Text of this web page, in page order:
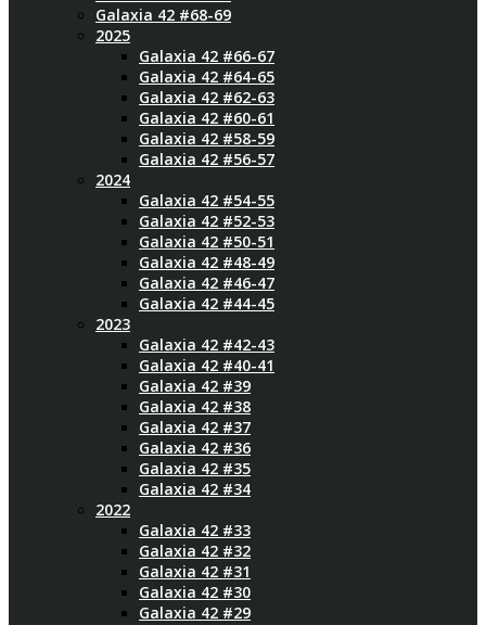
Galaxia 42 #68-69
2025
Galaxia 42 #66-67
Galaxia 42 #64-65
Galaxia 42 #62-63
Galaxia 42 #60-61
Galaxia 42 #58-59
Galaxia 42 #56-57
2024
Galaxia 42 #54-55
Galaxia 42 #52-53
Galaxia 42 #50-51
Galaxia 42 #48-49
Galaxia 42 #46-47
Galaxia 42 #44-45
2023
Galaxia 42 #42-43
Galaxia 42 #40-41
Galaxia 42 #39
Galaxia 42 #38
Galaxia 42 #37
Galaxia 42 #36
Galaxia 42 #35
Galaxia 42 #34
2022
Galaxia 42 #33
Galaxia 42 #32
Galaxia 42 #31
Galaxia 42 #30
Galaxia 42 #29